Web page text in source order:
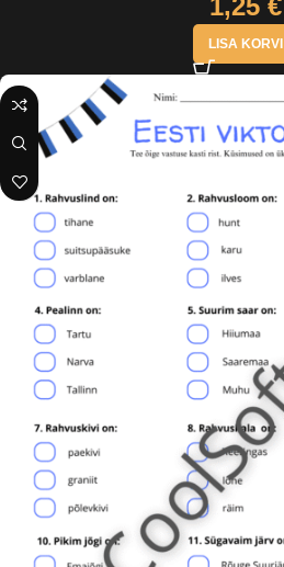
1,25 €
LISA KORVI